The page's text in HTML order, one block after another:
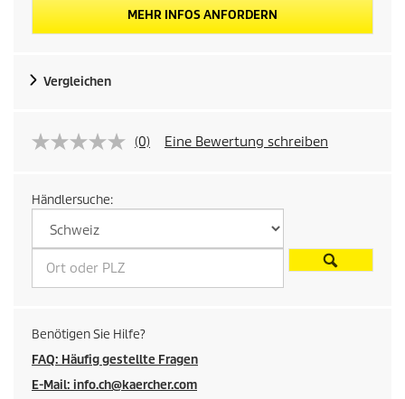
e
b
i
d
l
i
c
h
MEHR INFOS ANFORDERN
Vergleichen
(0) Eine Bewertung schreiben
Händlersuche:
Benötigen Sie Hilfe?
FAQ: Häufig gestellte Fragen
E-Mail: info.ch@kaercher.com